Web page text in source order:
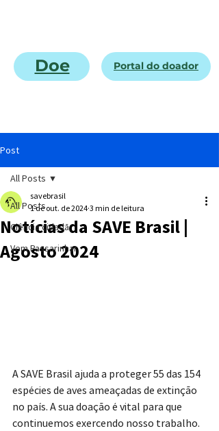
Doe Portal do doador
Post
All Posts
Ciência cidadã
Vem Passarinhar
All Posts
Notícias da SAVE Brasil |
Agosto 2024
savebrasil
1 de out. de 2024 3 min de leitura
A SAVE Brasil ajuda a proteger 55 das 154
espécies de aves ameaçadas de extinção
no país. A sua doação é vital para que
continuemos exercendo nosso trabalho.